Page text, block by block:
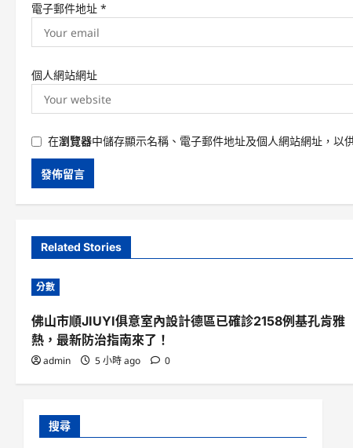
電子郵件地址 *
個人網站網址
在瀏覽器中儲存顯示名稱、電子郵件地址及個人網站網址，以
Related Stories
分數
佛山市順JIUYI俱意室內設計德區已確診2158例基孔肯雅
熱，最新防治指南來了！
admin 5 小時 ago 0
搜尋